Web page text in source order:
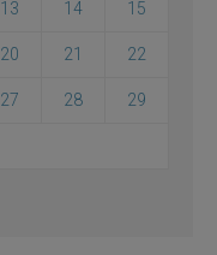
13 14 15
20 21 22
27 28 29